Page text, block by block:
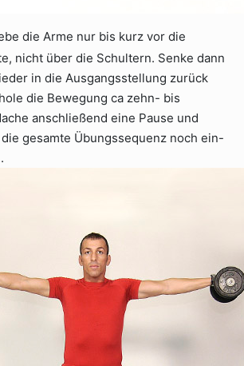
die Arme nur bis kurz vor die
nicht über die Schultern. Senke dann
in die Ausgangsstellung zurück
die Bewegung ca zehn- bis
anschließend eine Pause und
gesamte Übungssequenz noch ein-